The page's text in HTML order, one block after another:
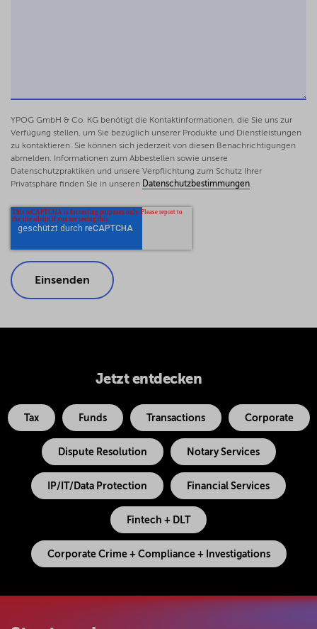
YPOG GmbH & Co. KG benötigt die Kontaktinformationen, die Sie uns zur
Verfügung stellen, um Sie bezüglich unserer Produkte und Dienstleistungen
zu kontaktieren. Sie können sich jederzeit von diesen Benachrichtigungen
abmelden. Informationen zum Abbestellen sowie unsere
Datenschutzpraktiken und unsere Verpflichtung zum Schutz Ihrer
Privatsphäre finden Sie in unseren Datenschutzbestimmungen.
Jetzt entdecken
Tax Funds Transactions Corporate
Dispute Resolution Notary Services
IP/IT/Data Protection Financial Services
Fintech + DLT
Corporate Crime + Compliance + Investigations